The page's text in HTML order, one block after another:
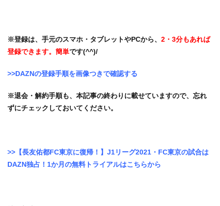
※登録は、手元のスマホ・タブレットやPCから、 2・3分もあれば
登録できます。簡単です(^^)/
>>DAZNの登録手順を画像つきで確認する
※退会・解約手順も、本記事の終わりに載せていますので、忘れ
ずにチェックしておいてください。
>>【長友佑都FC東京に復帰！】J1リーグ2021・FC東京の試合は
DAZN独占！1か月の無料トライアルはこちらから